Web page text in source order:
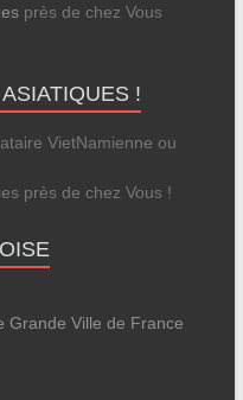
près de chez Vous
!
VietNamienne ou
près de chez Vous !
Grande Ville de France